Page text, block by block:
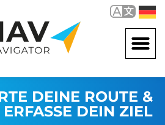
DEINE ROUTE &
ERFASSE DEIN ZIEL